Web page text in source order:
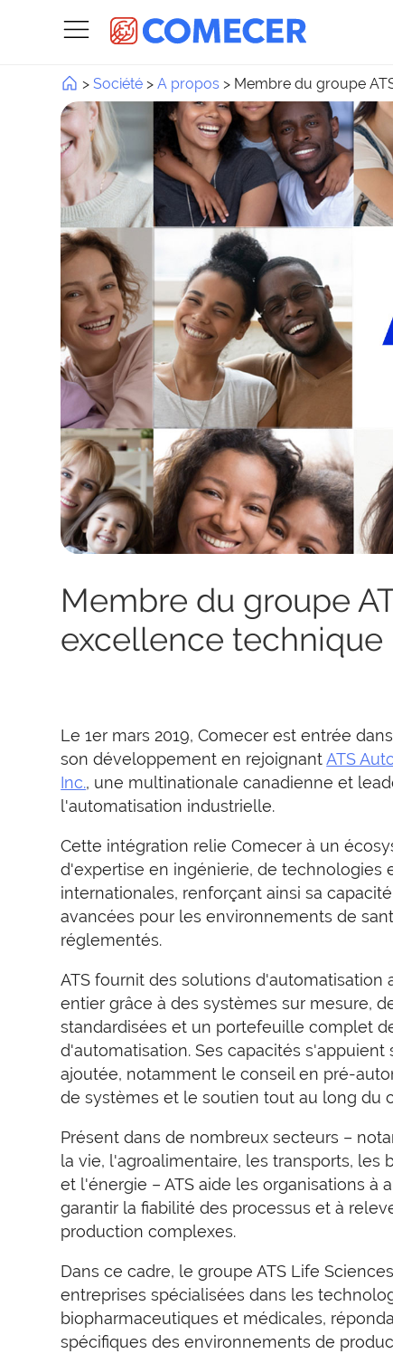
>Société >A propos > Membre du groupe
Membre du groupe
excellence technique
Le 1er mars 2019, Comecer est entrée
son développement en rejoignantATS
Inc., une multinationale canadienne et
l'automatisation industrielle.
Cette intégration relie Comecer à un
d'expertise en ingénierie, de technologies
internationales, renforçant ainsi sa
avancées pour les environnements de
réglementés.
ATS fournit des solutions d'automatisation
entier grâce à des systèmes sur mesure,
standardisées et un portefeuille complet
d'automatisation. Ses capacités s'appuient
ajoutée, notamment le conseil en pré-
de systèmes et le soutien tout au long du
Présent dans de nombreux secteurs –
la vie, l'agroalimentaire, les transports, les
et l'énergie – ATS aide les organisations à
garantir la fiabilité des processus et à
production complexes.
Dans ce cadre, le groupe ATS Life
entreprises spécialisées dans les
biopharmaceutiques et médicales,
spécifiques des environnements de